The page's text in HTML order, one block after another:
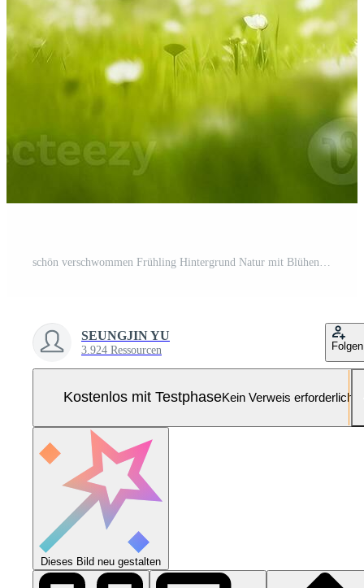
SEUNGJIN YU
3.924 Ressourcen Folgen
Kostenlos mit TestphaseKein Verweis erforderlich
Dieses Bild neu gestalten